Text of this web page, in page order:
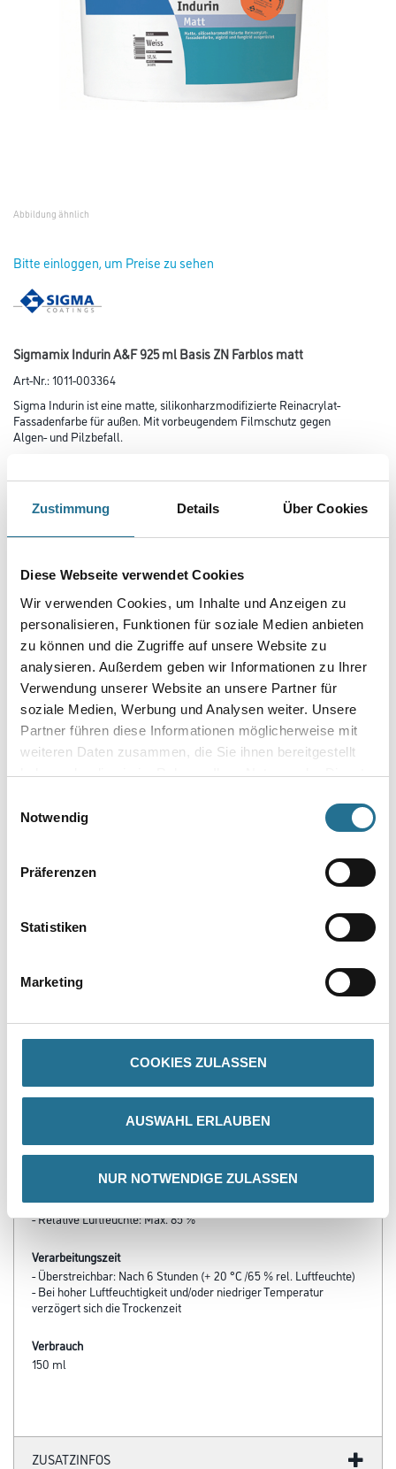
Zustimmung Details Über Cookies
Diese Webseite verwendet Cookies
Wir verwenden Cookies, um Inhalte und Anzeigen zu
personalisieren, Funktionen für soziale Medien anbieten
zu können und die Zugriffe auf unsere Website zu
analysieren. Außerdem geben wir Informationen zu Ihrer
Verwendung unserer Website an unsere Partner für
soziale Medien, Werbung und Analysen weiter. Unsere
Partner führen diese Informationen möglicherweise mit
weiteren Daten zusammen, die Sie ihnen bereitgestellt
haben oder die sie im Rahmen Ihrer Nutzung der Dienste
Notwendig
Präferenzen
Statistiken
Marketing
COOKIES ZULASSEN
AUSWAHL ERLAUBEN
NUR NOTWENDIGE ZULASSEN
Abbildung ähnlich
Bitte einloggen, um Preise zu sehen
Sigmamix Indurin A&F 925 ml Basis ZN Farblos matt
Art-Nr.:1011-003364
Sigma Indurin ist eine matte, silikonharzmodifizierte Reinacrylat-
Fassadenfarbe für außen. Mit vorbeugendem Filmschutz gegen
Algen- und Pilzbefall.
Glanzgrad
Gebinde
Umrechnungsfaktoren
Zur Farbauswahl für Ihren Wunschfarbton
- Wärmeschutzerhaltend
- Hohe Ergiebigkeit
- Leicht zu verarbeiten
- Verarbeitungs-, Umluft- und Untergrundtemperatur: Mindestens
+ 5 °C
- Relative Luftfeuchte: Max. 85 %
Verarbeitungszeit
- Überstreichbar: Nach 6 Stunden (+ 20 °C /65 % rel. Luftfeuchte)
- Bei hoher Luftfeuchtigkeit und/oder niedriger Temperatur
verzögert sich die Trockenzeit
Verbrauch
150 ml
ZUSATZINFOS